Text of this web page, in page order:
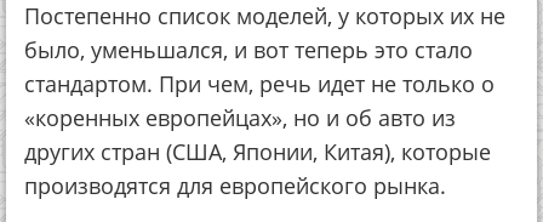
Постепенно список моделей, у которых их не
было, уменьшался, и вот теперь это стало
стандартом. При чем, речь идет не только о
«коренных европейцах», но и об авто из
других стран (США, Японии, Китая), которые
производятся для европейского рынка.